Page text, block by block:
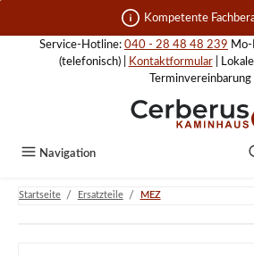
Zum Hauptinhalt springen Kompetente
Service-Hotline: 040 - 28 48 48 239
(telefonisch) |
Kontaktformular|
Terminvereinbarung
Navigation
Startseite / Ersatzteile / MEZ